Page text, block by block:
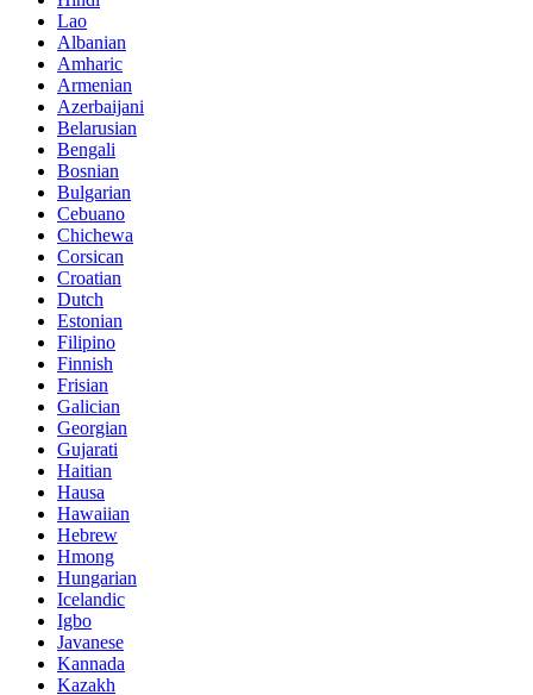
Lao
Albanian
Amharic
Armenian
Azerbaijani
Belarusian
Bengali
Bosnian
Bulgarian
Cebuano
Chichewa
Corsican
Croatian
Dutch
Estonian
Filipino
Finnish
Frisian
Galician
Georgian
Gujarati
Haitian
Hausa
Hawaiian
Hebrew
Hmong
Hungarian
Icelandic
Igbo
Javanese
Kannada
Kazakh